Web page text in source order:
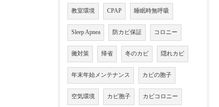
教室環境 CPAP 睡眠時無呼吸
Sleep Apnea 防カビ保証 コロニー
黴対策 帰省 冬のカビ 隠れカビ
年末年始メンテナンス カビの胞子
空気環境 カビ胞子 カビコロニー